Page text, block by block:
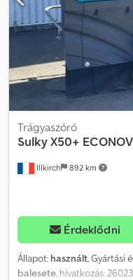
Illkirch 892 km
Trágyaszóró
SulkyX50+ ECONOV
Érdeklődni
Állapot: használt, Gyártási
balesete , hivatkozás: